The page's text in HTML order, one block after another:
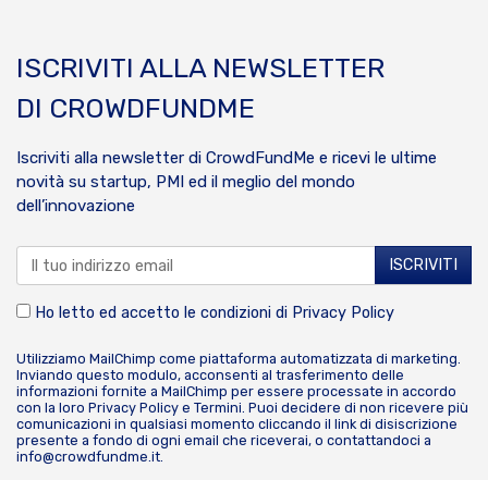
ISCRIVITI ALLA NEWSLETTER
DI CROWDFUNDME
Iscriviti alla newsletter di CrowdFundMe e ricevi le ultime
novità su startup, PMI ed il meglio del mondo
dell’innovazione
Ho letto ed accetto le condizioni di Privacy Policy
Utilizziamo MailChimp come piattaforma automatizzata di marketing.
Inviando questo modulo, acconsenti al trasferimento delle
informazioni fornite a MailChimp per essere processate in accordo
con la loro Privacy Policy e Termini. Puoi decidere di non ricevere più
comunicazioni in qualsiasi momento cliccando il link di disiscrizione
presente a fondo di ogni email che riceverai, o contattandoci a
info@crowdfundme.it.